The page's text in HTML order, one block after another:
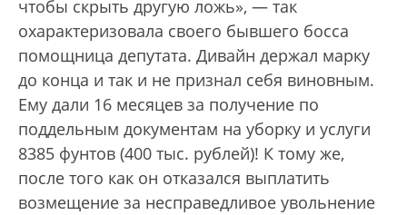
чтобы скрыть другую ложь», — так
охарактеризовала своего бывшего босса
помощница депутата. Дивайн держал марку
до конца и так и не признал себя виновным.
Ему дали 16 месяцев за получение по
поддельным документам на уборку и услуги
8385 фунтов (400 тыс. рублей)! К тому же,
после того как он отказался выплатить
возмещение за несправедливое увольнение